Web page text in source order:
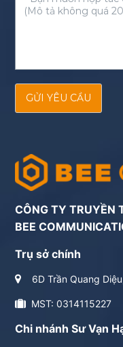
GỬI YÊU CẦU
CÔNG TY TRUYỀN
BEE
Trụ sở chính
6D Trần Quang
MST: 0314115227
Chi nhánh Sư Vạn